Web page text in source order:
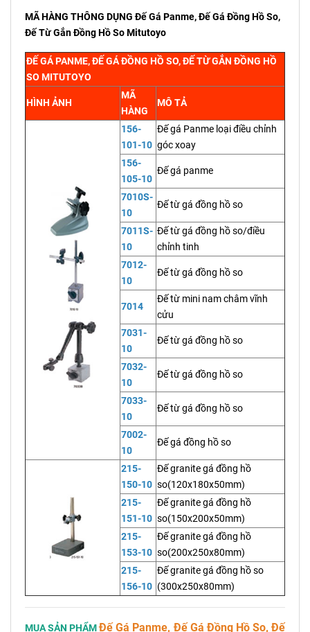
MÃ HÀNG THÔNG DỤNG Đế Gá Panme, Đế Gá Đồng Hồ So,
Đế Từ Gắn Đồng Hồ So Mitutoyo
ĐẾ GÁ PANME, ĐẾ GÁ ĐỒNG HỒ SO, ĐẾ TỪ GẮN ĐỒNG HỒ
SO MITUTOYO
HÌNH ẢNH
MÃ
HÀNG
MÔ TẢ
156-
101-10
Đế gá Panme loại điều chỉnh
góc xoay
156-
105-10
Đế gá panme
7010S-
10
Đế từ gá đồng hồ so
7011S-
10
Đế từ gá đồng hồ so/điều
chỉnh tinh
7012-
10
Đế từ gá đồng hồ so
7014
Đế từ mini nam châm vĩnh
cửu
7031-
10
Đế từ gá đồng hồ so
7032-
10
Đế từ gá đồng hồ so
7033-
10
Đế từ gá đồng hồ so
7002-
10
Đế gá đồng hồ so
215-
150-10
Đế granite gá đồng hồ
so(120x180x50mm)
215-
151-10
Đế granite gá đồng hồ
so(150x200x50mm)
215-
153-10
Đế granite gá đồng hồ
so(200x250x80mm)
215-
156-10
Đế granite gá đồng hồ so
(300x250x80mm)
MUA SẢN PHẨMĐế Gá Panme, Đế Gá Đồng Hồ So, Đế